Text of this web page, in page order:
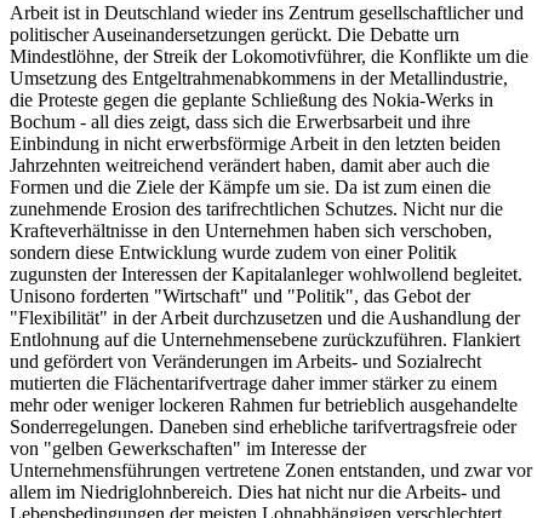
Arbeit ist in Deutschland wieder ins Zentrum gesellschaftlicher und
politischer Auseinandersetzungen gerückt. Die Debatte urn
Mindestlöhne, der Streik der Lokomotivführer, die Konflikte um die
Umsetzung des Entgeltrahmenabkommens in der Metallindustrie,
die Proteste gegen die geplante Schließung des Nokia-Werks in
Bochum - all dies zeigt, dass sich die Erwerbsarbeit und ihre
Einbindung in nicht erwerbsförmige Arbeit in den letzten beiden
Jahrzehnten weitreichend verändert haben, damit aber auch die
Formen und die Ziele der Kämpfe um sie. Da ist zum einen die
zunehmende Erosion des tarifrechtlichen Schutzes. Nicht nur die
Krafteverhältnisse in den Unternehmen haben sich verschoben,
sondern diese Entwicklung wurde zudem von einer Politik
zugunsten der Interessen der Kapitalanleger wohlwollend begleitet.
Unisono forderten "Wirtschaft" und "Politik", das Gebot der
"Flexibilität" in der Arbeit durchzusetzen und die Aushandlung der
Entlohnung auf die Unternehmensebene zurückzuführen. Flankiert
und gefördert von Veränderungen im Arbeits- und Sozialrecht
mutierten die Flächentarifvertrage daher immer stärker zu einem
mehr oder weniger lockeren Rahmen fur betrieblich ausgehandelte
Sonderregelungen. Daneben sind erhebliche tarifvertragsfreie oder
von "gelben Gewerkschaften" im Interesse der
Unternehmensführungen vertretene Zonen entstanden, und zwar vor
allem im Niedriglohnbereich. Dies hat nicht nur die Arbeits- und
Lebensbedingungen der meisten Lohnabhängigen verschlechtert,